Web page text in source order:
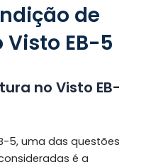
de
EB-5
no Visto EB-
5, uma das questões
é a